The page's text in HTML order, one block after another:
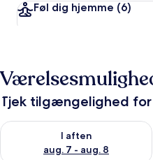
Føl dig hjemme (6)
Tjek tilgængelighed
I aften
aug. 7 - aug. 8
Tjek tilgængelighed for i aften